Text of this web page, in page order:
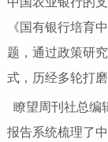
《国有银行培育
题，通过政策研
式，历经多轮打
瞭望周刊社总编
报告系统梳理了